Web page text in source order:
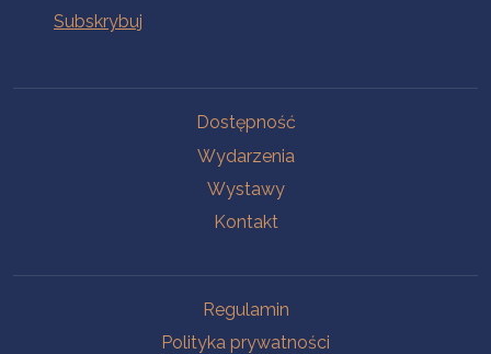
Dostępność
Wydarzenia
Wystawy
Kontakt
Regulamin
Polityka prywatności